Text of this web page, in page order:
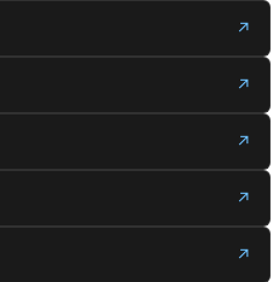
↗
↗
↗
↗
↗